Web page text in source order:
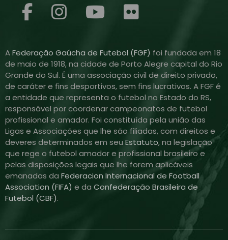
AFederação Gaúcha de Futebol (FGF) foi fundada em 18
de maio de 1918, na cidade de Porto Alegre capital do Rio
Grande do Sul. É uma associação civil de direito privado,
de caráter e fins desportivos, sem fins lucrativos. A FGF é
a entidade que representa o futebol no Estado do RS,
responsável por coordenar campeonatos de futebol
profissional e amador. Foi constituída pela união das
Ligas e Associações que lhe são filiadas, com direitos e
deveres determinados em seu Estatuto, na legislação
que rege o futebol amador e profissional brasileiro e
pelas disposições legais que lhe forem aplicáveis
emanadas da Federacion Internacional de Football
Association (FIFA) e da Confederação Brasileira de
Futebol (CBF).